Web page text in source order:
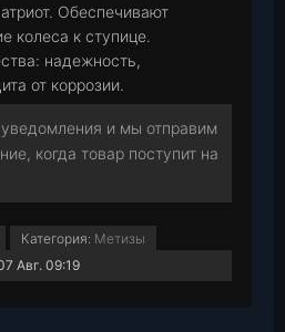
Обеспечивают
колеса к ступице.
надежность,
от коррозии.
и мы отправим
когда товар поступит на
Категория: Метизы
Авг. 09:19